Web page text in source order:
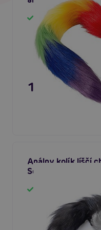
Skladom
15,80 €
Análny kolík líščí
Series Fox Tail